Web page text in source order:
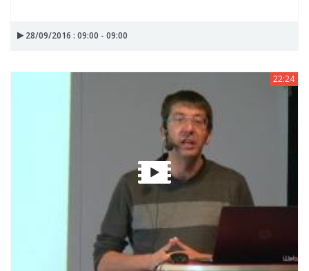
28/09/2016 : 09:00 - 09:00
22:24